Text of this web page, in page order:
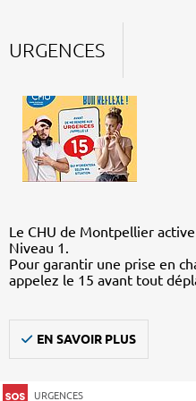
URGENCES
Le CHU de Montpellier
Niveau 1.
Pour garantir une prise en
appelez le 15 avant tout
EN SAVOIR PLUS
URGENCES